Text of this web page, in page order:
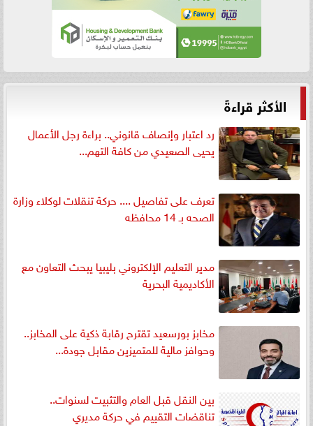
الأكثر قراءةً
رد اعتبار وإنصاف قانوني.. براءة رجل الأعمال
يحيى الصعيدي من كافة التهم...
تعرف على تفاصيل .... حركة تنقلات لوكلاء وزارة
الصحه بـ 14 محافظه
مدير التعليم الإلكتروني بليبيا يبحث التعاون مع
الأكاديمية البحرية
مخابز بورسعيد تقترح رقابة ذكية على المخابز..
وحوافز مالية للمتميزين مقابل جودة...
بين النقل قبل العام والتثبيت لسنوات..
تناقضات التقييم في حركة مديري